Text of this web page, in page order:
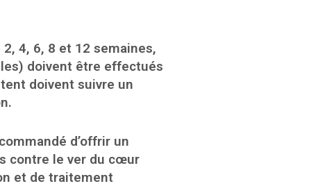
4, 6, 8 et 12 semaines,
doivent être effectués
doivent suivre un
d’offrir un
contre le ver du cœur
et de traitement